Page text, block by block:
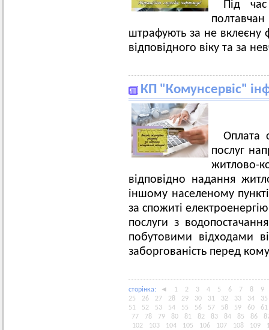
Під
штрафують за не вклеєну
відповідного віку та за
КП "Комунсервіс"
Оплата
послуг
житлово-
відповідно надання
іншому населеному
за спожиті
послуги з
побутовими відходами
заборгованість перед
сторiнка: ◄ 1 2 3 4 5 6 7 8
9
25
26 27 28 29 30 31 32 33 34
35
51
52 53 54 55 56 57 58 59 60
61
77
78 79 80 81 82 83 84 85 86
102
103 104 105 106 107 108 109